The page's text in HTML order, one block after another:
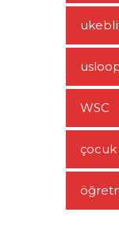
WSC
çocuk